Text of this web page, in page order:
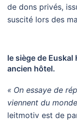
de dons privés,
suscité lors des
le siège de
ancien hôtel.
« On essaye de
viennent du
leitmotiv est de